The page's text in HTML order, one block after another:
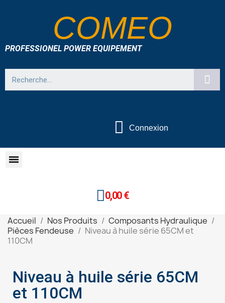
COMEO
PROFESSIONEL POWER EQUIPEMENT
Connexion
0,00 €
Accueil Nos Produits
Composants Hydraulique
Pièces Fendeuse
Niveau à huile série 65CM et
110CM
Niveau à huile série 65CM
et 110CM